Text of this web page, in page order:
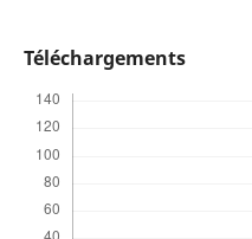
Téléchargements